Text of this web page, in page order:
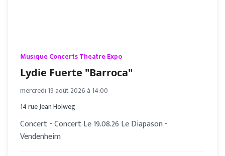
Musique Concerts Theatre Expo
Lydie Fuerte "Barroca"
mercredi 19 août 2026 à 14:00
14 rue Jean Holweg
Concert - Concert Le 19.08.26 Le Diapason -
Vendenheim